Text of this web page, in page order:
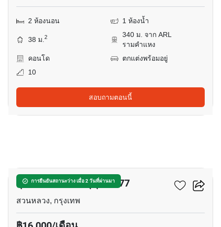
2 ห้องนอน 1 ห้องน้ำ
38 ม.2
340 ม. จาก ARL
รามคำแหง
คอนโด
ตกแต่งพร้อมอยู่
10
สอบถามตอนนี้
การยืนยันสถานะว่าง เมื่อ 2 วันที่ผ่านมา
ลุมพินี เซนเตอร์ สุขุมวิท 77
สวนหลวง, กรุงเทพ